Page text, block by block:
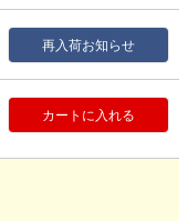
再入荷お知らせ
カートに入れる